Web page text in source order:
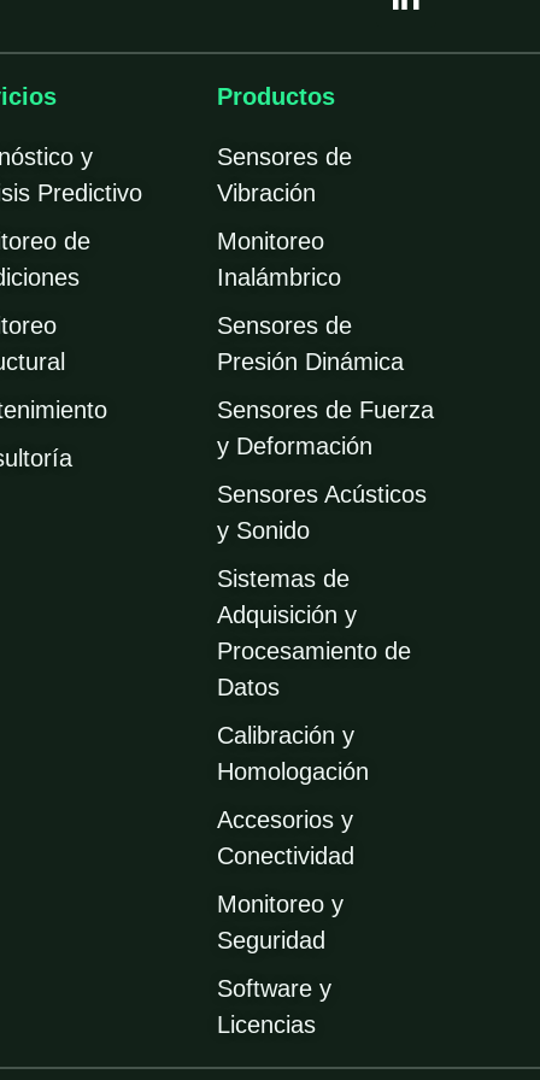
k
y
Predictivo
de
Productos
Sensores de
Vibración
Monitoreo
Inalámbrico
Sensores de
Presión Dinámica
Sensores de Fuerza
y Deformación
Sensores Acústicos
y Sonido
Sistemas de
Adquisición y
Procesamiento de
Datos
Calibración y
Homologación
Accesorios y
Conectividad
Monitoreo y
Seguridad
Software y
Licencias